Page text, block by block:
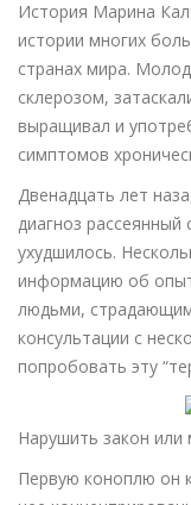
История Марина
истории многих
странах мира.
склерозом,
выращивал и
симптомов
Двенадцать лет
диагноз рассеянный
ухудшилось.
информацию об
людьми,
консультации с
попробовать эту
Нарушить закон или
Первую коноплю он